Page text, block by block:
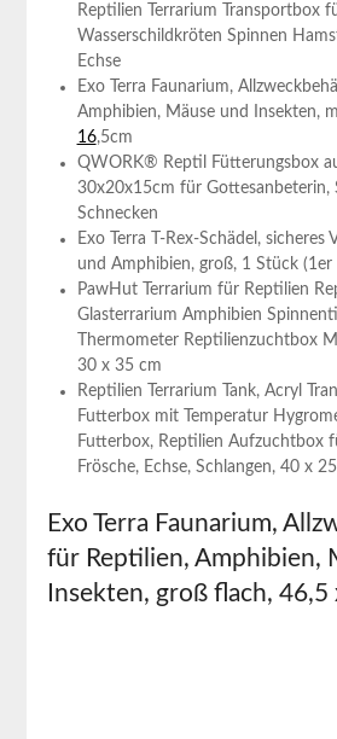
Reptilien Terrarium Transportbox
Wasserschildkröten ⁣Spinnen
Echse
Exo Terra ​Faunarium,
Amphibien, Mäuse und​ Insekten,
16,5cm
QWORK® Reptil Fütterungsbox
30x20x15cm für Gottesanbeterin,
Schnecken
Exo Terra T-Rex-Schädel, ‍sicheres
und Amphibien, groß, 1 Stück (1er
PawHut ​Terrarium für Reptilien
Glasterrarium Amphibien⁣
Thermometer Reptilienzuchtbox
30 x‍ 35 cm
Reptilien Terrarium Tank, Acryl
Futterbox⁤ mit ‌Temperatur⁣
Futterbox, Reptilien Aufzuchtbox
‌Frösche, Echse, ‌Schlangen, 40 x
Exo Terra Faunarium,
für Reptilien, Amphibien,
Insekten, groß flach, 46,5